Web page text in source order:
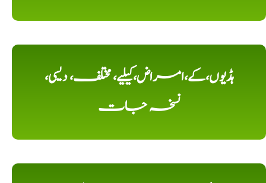
ہڈیوں،کے،امراض،کیلیے، مختلف، دیسی،
نسخہ جات